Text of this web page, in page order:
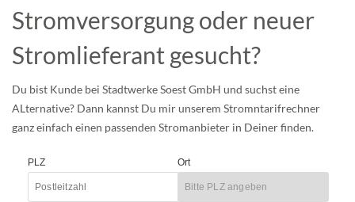
Stromversorgung oder neuer
Stromlieferant gesucht?
Du bist Kunde bei Stadtwerke Soest GmbH und suchst eine
ALternative? Dann kannst Du mir unserem Stromntarifrechner
ganz einfach einen passenden Stromanbieter in Deiner finden.